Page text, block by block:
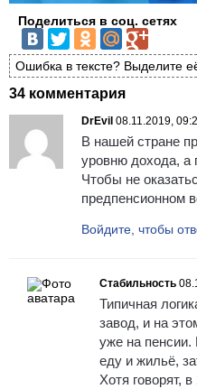
Поделиться в соц. сетях
Ошибка в тексте? Выделите
34 комментария
DrEvil 08.11.2019,
В нашей стране
уровню дохода, а
Чтобы не
предпенсионном
Войдите, чтобы
Стабильность
Типичная
завод, и на
уже на пенсии.
еду и жильё,
Хотя говорят,